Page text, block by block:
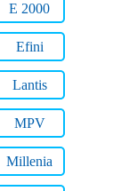
E 2000
Efini
Lantis
MPV
Millenia